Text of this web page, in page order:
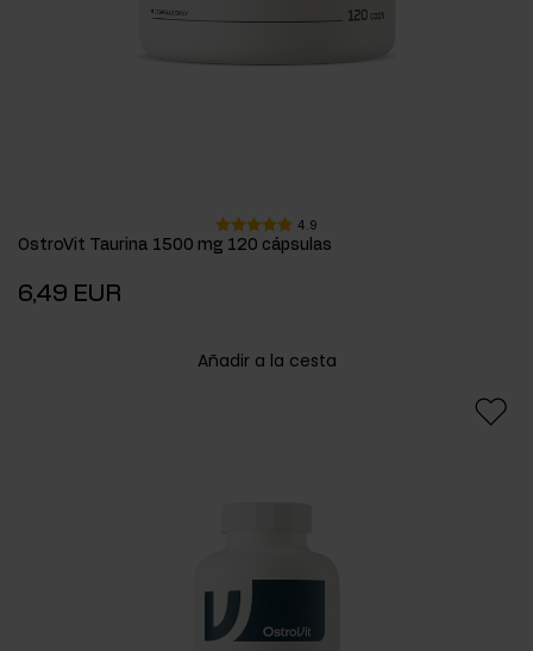
4.9
OstroVit Taurina 1500 mg 120 cápsulas
6,49 EUR
Añadir a la cesta